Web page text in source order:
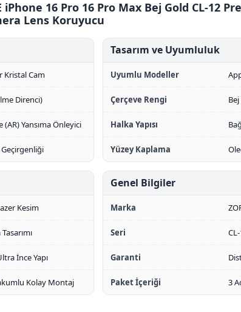
iPhone 16 Pro 16 Pro Max Bej Gold CL-12
Lens Koruyucu
Kristal Cam
Direnci)
Yansıma Önleyici
Geçirgenliği
Tasarım ve Uyumluluk
Uyumlu Modeller
Çerçeve Rengi
Halka Yapısı
Yüzey Kaplama
Kesim
İnce Yapı
Kolay Montaj
Genel Bilgiler
Marka
Seri
Garanti
Paket İçeriği 3